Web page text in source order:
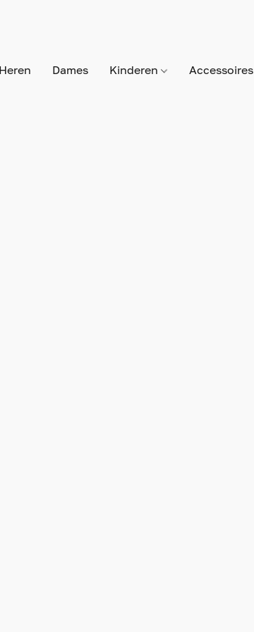
Heren Dames Kinderen Accessoires